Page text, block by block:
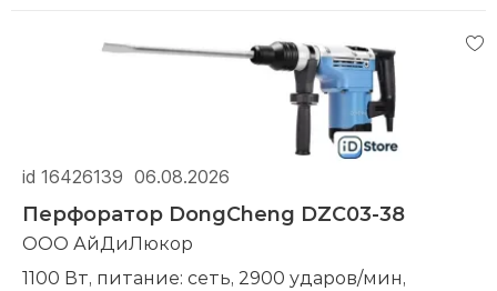
id 16426139 06.08.2026
Перфоратор DongCheng DZC03-38
ООО АйДиЛюкор
1100 Вт, питание: сеть, 2900 ударов/мин,